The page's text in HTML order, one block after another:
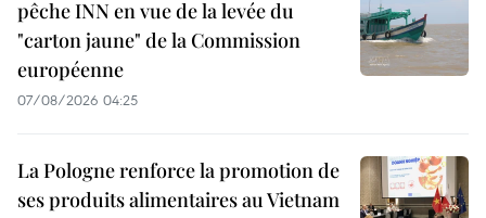
pêche INN en vue de la levée du
"carton jaune" de la Commission
européenne
07/08/2026 04:25
La Pologne renforce la promotion de
ses produits alimentaires au Vietnam